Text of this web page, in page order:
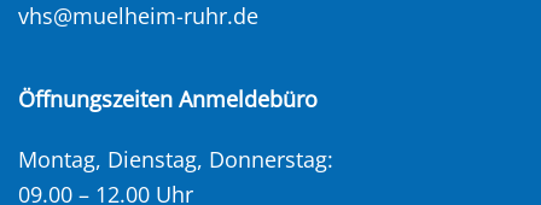
vhs@muelheim-ruhr.de
Öffnungszeiten Anmeldebüro
Montag, Dienstag, Donnerstag:
09.00 – 12.00 Uhr